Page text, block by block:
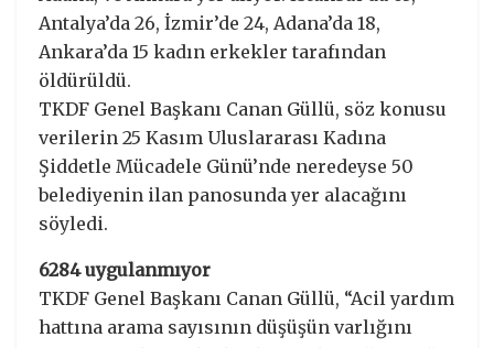
Antalya’da 26, İzmir’de 24, Adana’da 18,
Ankara’da 15 kadın erkekler tarafından
öldürüldü.
TKDF Genel Başkanı Canan Güllü, söz konusu
verilerin 25 Kasım Uluslararası Kadına
Şiddetle Mücadele Günü’nde neredeyse 50
belediyenin ilan panosunda yer alacağını
söyledi.
6284 uygulanmıyor
TKDF Genel Başkanı Canan Güllü, “Acil yardım
hattına arama sayısının düşüşün varlığını